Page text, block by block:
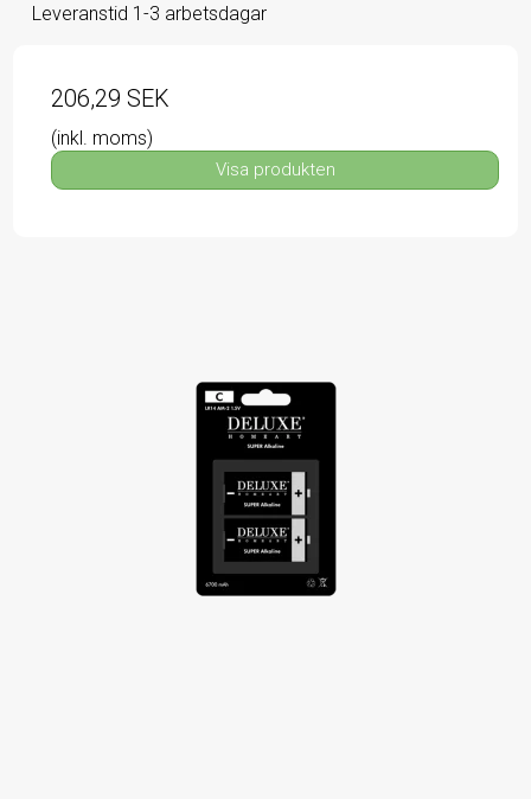
Leveranstid 1-3 arbetsdagar
206,29 SEK
(inkl. moms)
Visa produkten